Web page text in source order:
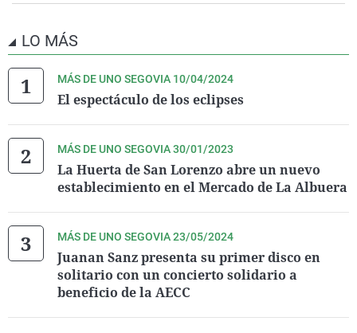
LO MÁS
MÁS DE UNO SEGOVIA 10/04/2024
El espectáculo de los eclipses
MÁS DE UNO SEGOVIA 30/01/2023
La Huerta de San Lorenzo abre un nuevo
establecimiento en el Mercado de La Albuera
MÁS DE UNO SEGOVIA 23/05/2024
Juanan Sanz presenta su primer disco en
solitario con un concierto solidario a
beneficio de la AECC